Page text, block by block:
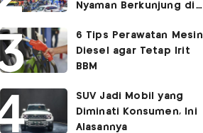
Nyaman Berkunjung di
6 Tips Perawatan Mesin
Diesel agar Tetap Irit
BBM
SUV Jadi Mobil yang
Diminati Konsumen, Ini
Alasannya